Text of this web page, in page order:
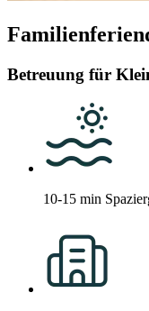
Betreuung für
10-15 min